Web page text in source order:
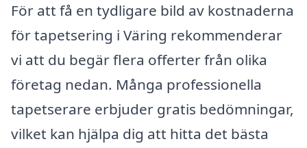
För att få en tydligare bild av kostnaderna
för tapetsering i Väring rekommenderar
vi att du begär flera offerter från olika
företag nedan. Många professionella
tapetserare erbjuder gratis bedömningar,
vilket kan hjälpa dig att hitta det bästa